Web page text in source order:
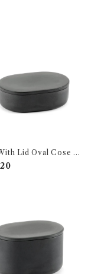
Lid Oval Cose S